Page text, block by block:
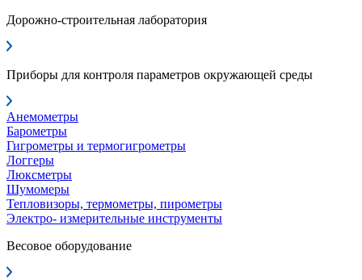
Дорожно-строительная лаборатория
Приборы для контроля параметров окружающей среды
Анемометры
Барометры
Гигрометры и термогигрометры
Логгеры
Люксметры
Шумомеры
Тепловизоры, термометры, пирометры
Электро- измерительные инструменты
Весовое оборудование